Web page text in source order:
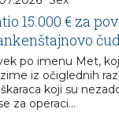
15.000 € za
po imenu Met,
iz očiglednih
koji su
za operaci...